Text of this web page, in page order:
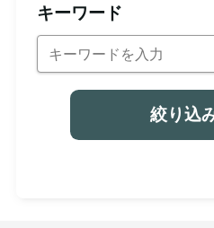
キーワード
絞り込